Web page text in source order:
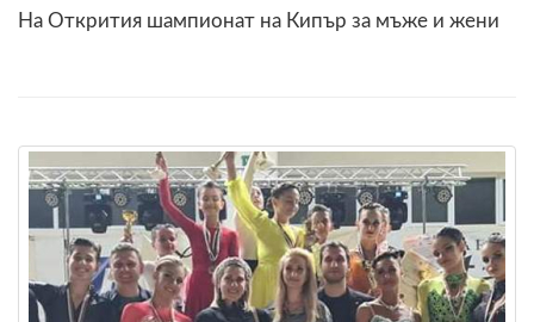
На Открития шампионат на Кипър за мъже и жени